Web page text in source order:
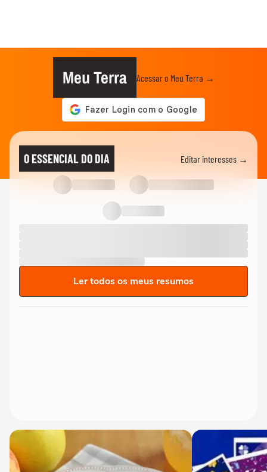
Meu Terra Acessar o Meu Terra →
O ESSENCIAL DO DIA Editar interesses →
Ler todos os meus resumos